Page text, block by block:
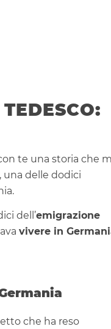
te una storia che
una delle dodici
dell’emigrazione
vivere in
che ha reso